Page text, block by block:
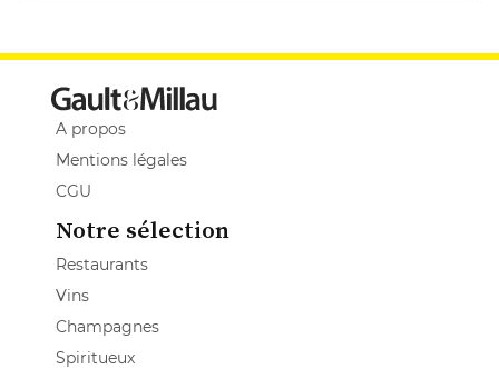
A propos
Mentions légales
CGU
Notre sélection
Restaurants
Vins
Champagnes
Spiritueux